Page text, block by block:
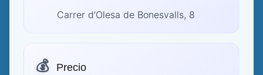
Carrer d'Olesa de Bonesvalls, 8
💰 Precio